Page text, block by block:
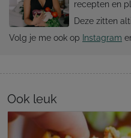
recepten en
Deze zitten
Volg je me ook op Instagram
Ook leuk